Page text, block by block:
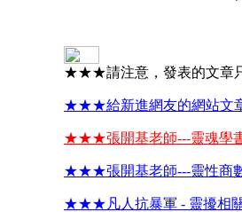
★★★請注意，發表的文章
★★★給新進網友的網站
★★★張開基老師---靈魂
★★★張開基老師---靈性商
★★★凡人抗暴軍 - 靈擾